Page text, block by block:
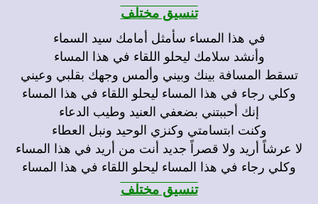
تنسيق مختلف
في هذا المساء سأمثل أمامك سيد السماء
وأنشد سلامك ليحلو اللقاء في هذا المساء
تسقط المسافة بينك وبيني وألمس وجهك بقلبي وعيني
وكلي رجاء في هذا المساء ليحلو اللقاء في هذا المساء
إنك أحببتني بضعفي العنيد وطيب الدعاء
وكنت ابتسامتي وكنزي الوحيد ونبل العطاء
لا عرشاً أريد ولا قصراً جديد أنت من أريد في هذا المساء
وكلي رجاء في هذا المساء ليحلو اللقاء في هذا المساء
تنسيق مختلف